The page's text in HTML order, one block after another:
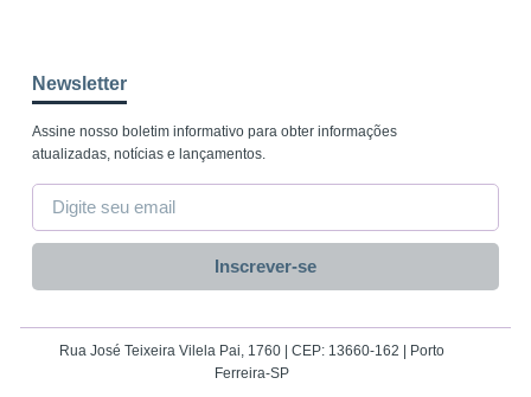
Newsletter
Assine nosso boletim informativo para obter informações
atualizadas, notícias e lançamentos.
Inscrever-se
Rua José Teixeira Vilela Pai, 1760 | CEP: 13660-162 | Porto
Ferreira-SP